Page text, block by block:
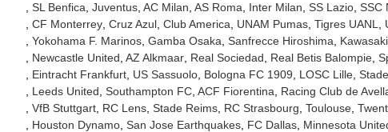
SL Benfica Juventus AC Milan AS Roma Inter Milan SS Lazio SSC
CF Monterrey Cruz Azul Club America UNAM Pumas Tigres UANL
Yokohama F. Marinos Gamba Osaka Sanfrecce Hiroshima
Newcastle United AZ Alkmaar Real Sociedad Real Betis Balompie
Eintracht Frankfurt US Sassuolo Bologna FC 1909 LOSC Lille
Leeds United Southampton FC ACF Fiorentina Racing Club de
VfB Stuttgart RC Lens Stade Reims RC Strasbourg Toulouse
Houston Dynamo San Jose Earthquakes FC Dallas Minnesota